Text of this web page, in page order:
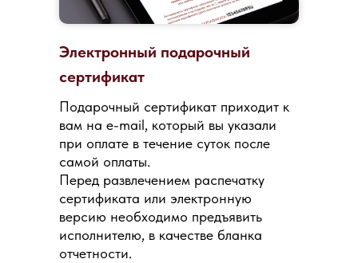
Электронный подарочный
сертификат
Подарочный сертификат приходит к
вам на e-mail, который вы указали
при оплате в течение суток после
самой оплаты.
Перед развлечением распечатку
сертификата или электронную
версию необходимо предъявить
исполнителю, в качестве бланка
отчетности.